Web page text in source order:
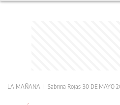
LA MAÑANA Sabrina Rojas 30 DE MAYO